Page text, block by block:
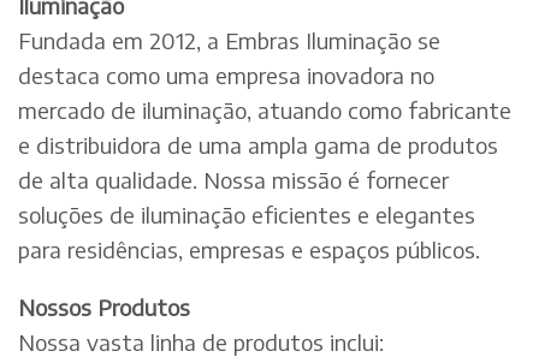
Fundada em 2012, a Embras Iluminação se
destaca como uma empresa inovadora no
mercado de iluminação, atuando como fabricante
e distribuidora de uma ampla gama de produtos
de alta qualidade. Nossa missão é fornecer
soluções de iluminação eficientes e elegantes
para residências, empresas e espaços públicos.
Nossos Produtos
Nossa vasta linha de produtos inclui: